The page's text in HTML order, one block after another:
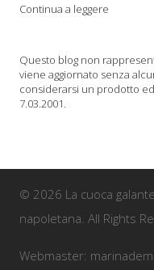
Continua a leggere
Questo blog non
viene aggiornato senza
considerarsi un prodotto
7.03.2001.
© 2026 La cuoca
napoletana. All Rights
Webmaster: